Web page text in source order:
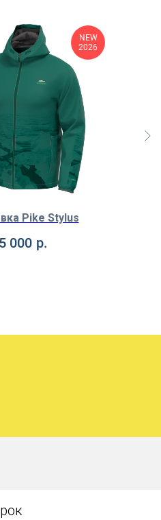
NEW
2026
Pike Stylus
5 000 р.